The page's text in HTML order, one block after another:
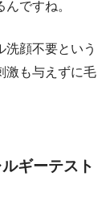
ですね。
洗顔不要という
激も与えずに毛
ギーテスト